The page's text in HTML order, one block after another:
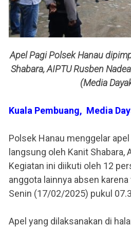
Apel Pagi Polsek Hanau
Shabara, AIPTU Rusben
(Media
Kuala Pembuang, Media
Polsek Hanau menggelar
langsung oleh Kanit Shabara,
Kegiatan ini diikuti oleh 12
anggota lainnya absen
Senin (17/02/2025) pukul
Apel yang dilaksanakan di